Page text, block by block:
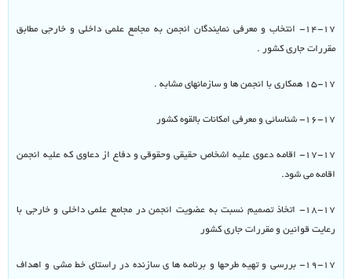
۱۴-۱۷- انتخاب و معرفی نمایندگان انجمن به مجامع علمی داخلی و خارجی مطابق
مقررات جاری کشور .
۱۵-۱۷ همکاری با انجمن ها و سازمانهای مشابه .
۱۶-۱۷- شناسائی و معرفی امکانات بالقوه کشور
۱۷-۱۷- اقامه دعوی علیه اشخاص حقیقی وحقوقی و دفاع از دعاوی که علیه انجمن
اقامه می شود.
۱۸-۱۷- اتخاذ تصمیم نسبت به عضویت انجمن در مجامع علمی داخلی و خارجی با
رعایت قوانین و مقررات جاری کشور
۱۹-۱۷- بررسی و تهیه طرحها و برنامه ها ی سازنده در راستای خط مشی و اهداف